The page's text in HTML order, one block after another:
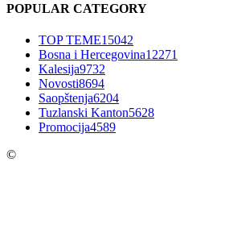
POPULAR CATEGORY
TOP TEME15042
Bosna i Hercegovina12271
Kalesija9732
Novosti8694
Saopštenja6204
Tuzlanski Kanton5628
Promocija4589
©